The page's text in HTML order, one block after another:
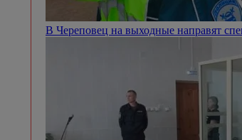
В Череповец на выходные направят